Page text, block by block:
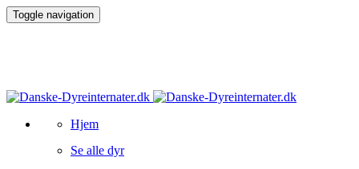
Toggle navigation
Hjem
Se alle dyr